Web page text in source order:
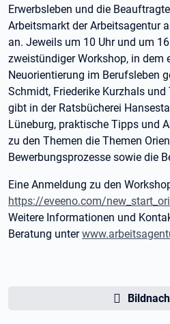
Erwerbsleben und die
Arbeitsmarkt der Arbeitsagentur
an. Jeweils um 10 Uhr und um
zweistündiger Workshop, in dem
Neuorientierung im Berufsleben
Schmidt, Friederike Kurzhals
gibt in der Ratsbücherei
Lüneburg, praktische Tipps und
zu den Themen die Themen
Bewerbungsprozesse sowie die
Eine Anmeldung zu den
https://eveeno.com/
Weitere Informationen und
Beratung unter